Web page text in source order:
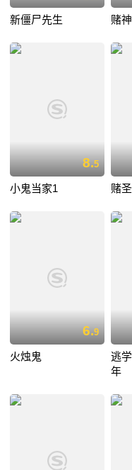
新僵尸先生 赌神
8.5
小鬼当家1 赌圣
6.9
火烛鬼
逃
年